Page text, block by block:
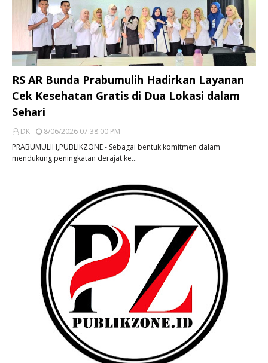
RS AR Bunda Prabumulih Hadirkan Layanan
Cek Kesehatan Gratis di Dua Lokasi dalam
Sehari
DK
8/06/2026 07:38:00 PM
PRABUMULIH,PUBLIKZONE - Sebagai bentuk komitmen dalam
mendukung peningkatan derajat ke…